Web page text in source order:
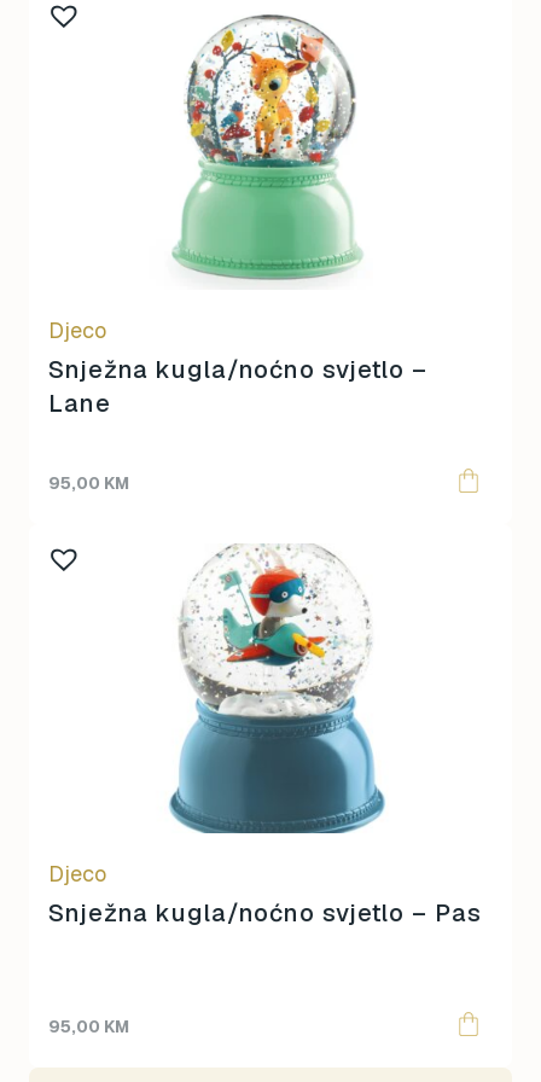
Djeco
Snježna kugla/noćno svjetlo –
Lane
95,00 KM
Djeco
Snježna kugla/noćno svjetlo – Pas
95,00 KM